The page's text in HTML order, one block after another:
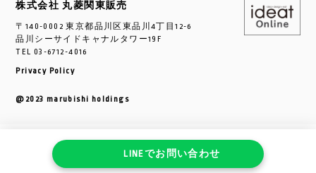
LINEでお問い合わせ
株式会社 丸菱関東販売
〒140-0002 東京都品川区東品川4丁目12-6
品川シーサイドキャナルタワー19F
TEL 03-6712-4016
Privacy Policy
@2023 marubishi holdings